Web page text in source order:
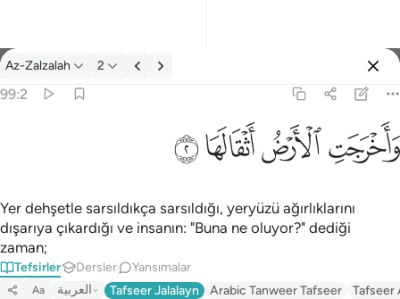
Tefsir: Az-Zalzalah 99:2
Az-Zalzalah 2
99:2
ﱺﱻﱼﱽ
Yer dehşetle sarsıldıkça sarsıldığı, yeryüzü ağırlıklarını
dışarıya çıkardığı ve insanın: "Buna ne oluyor?" dediği
zaman;
Tefsirler Dersler Yansımalar
Aa العربية Tafseer Jalalayn Arabic Tanweer Tafseer Tafseer